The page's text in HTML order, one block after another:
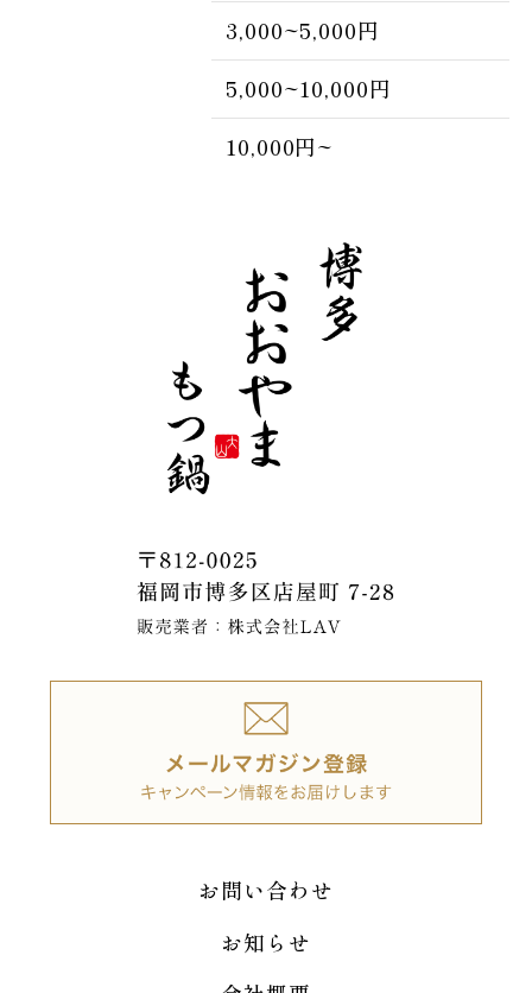
3,000~5,000円
5,000~10,000円
10,000円~
お問い合わせ
お知らせ